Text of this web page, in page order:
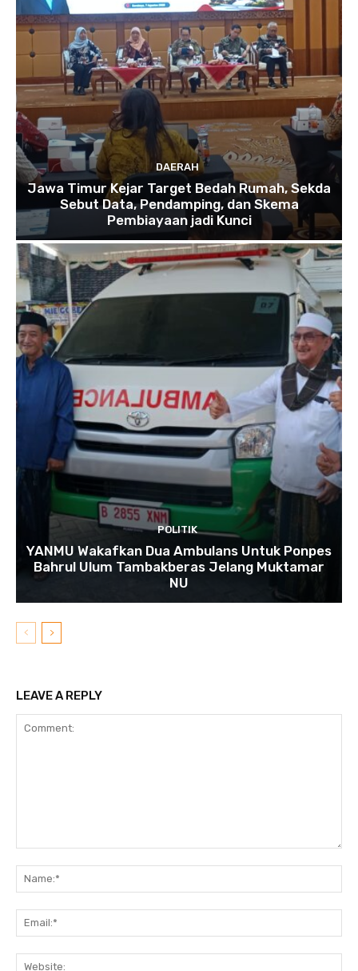
DAERAH
Jawa Timur Kejar Target Bedah Rumah, Sekda
Sebut Data, Pendamping, dan Skema
Pembiayaan jadi Kunci
POLITIK
YANMU Wakafkan Dua Ambulans Untuk Ponpes
Bahrul Ulum Tambakberas Jelang Muktamar
NU
LEAVE A REPLY